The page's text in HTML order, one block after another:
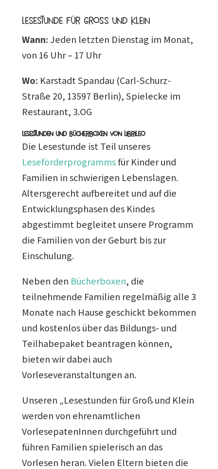
Lesestunde für Gross und Klein
Wann:Jeden letzten Dienstag im Monat,
von 16 Uhr – 17 Uhr
Wo: Karstadt Spandau (Carl-Schurz-
Straße 20, 13597 Berlin), Spielecke im
Restaurant, 3.OG
Lesestunden und Bücherboxen von Librileo
Die Lesestunde ist Teil unseres
Leseförderprogrammsfür Kinder und
Familien in schwierigen Lebenslagen.
Altersgerecht aufbereitet und auf die
Entwicklungsphasen des Kindes
abgestimmt begleitet unsere Programm
die Familien von der Geburt bis zur
Einschulung.
Neben den Bücherboxen, die
teilnehmende Familien regelmäßig alle 3
Monate nach Hause geschickt bekommen
und kostenlos über das Bildungs- und
Teilhabepaket beantragen können,
bieten wir dabei auch
Vorleseveranstaltungen an.
Unseren „Lesestunden für Groß und Klein
werden von ehrenamtlichen
VorlesepatenInnen durchgeführt und
führen Familien spielerisch an das
Vorlesen heran. Vielen Eltern bieten die